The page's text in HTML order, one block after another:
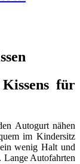
für
Autogurt nähen
im Kindersitz
wenig Halt und
Lange Autofahrten